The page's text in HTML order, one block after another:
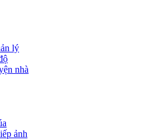
lý
nhà
ảnh